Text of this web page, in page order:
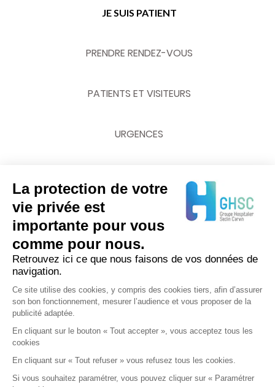
JE SUIS PATIENT
PRENDRE RENDEZ-VOUS
PATIENTS ET VISITEURS
URGENCES
03 20 62 70 00
La protection de votre
vie privée est
importante pour vous
comme pour nous.
Retrouvez ici ce que nous faisons de vos données de
navigation.
Ce site utilise des cookies, y compris des cookies tiers, afin d’assurer
son bon fonctionnement, mesurer l’audience et vous proposer de la
publicité adaptée.
En cliquant sur le bouton « Tout accepter », vous acceptez tous les
cookies
En cliquant sur « Tout refuser » vous refusez tous les cookies.
Si vous souhaitez paramétrer, vous pouvez cliquer sur « Paramétrer